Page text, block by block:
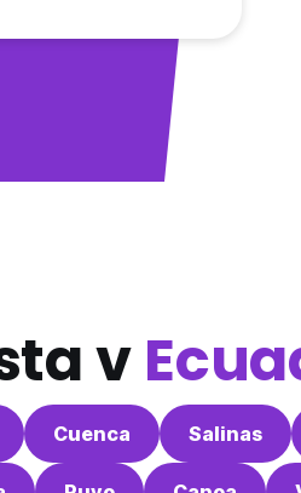
v
Cuenca Salinas